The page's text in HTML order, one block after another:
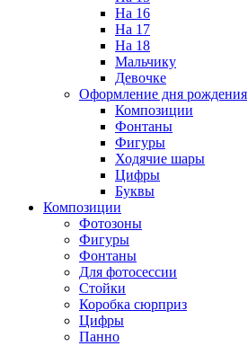
На 16
На 17
На 18
Мальчику
Девочке
Оформление дня рождения
Композиции
Фонтаны
Фигуры
Ходячие шары
Цифры
Буквы
Композиции
Фотозоны
Фигуры
Фонтаны
Для фотосессии
Стойки
Коробка сюрприз
Цифры
Панно